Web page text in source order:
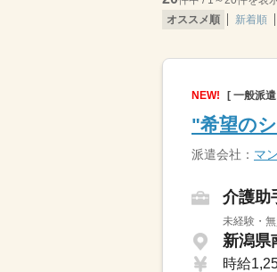
オススメ順
新着順
NEW! [ 一般派遣
"希望の
派遣会社： マ
介護助
未経験・
新潟県
時給